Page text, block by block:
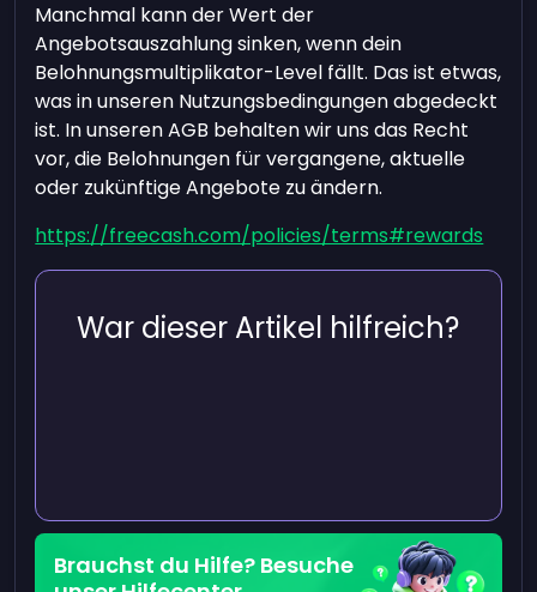
Manchmal kann der Wert der
Angebotsauszahlung sinken, wenn dein
Belohnungsmultiplikator-Level fällt. Das ist etwas,
was in unseren Nutzungsbedingungen abgedeckt
ist. In unseren AGB behalten wir uns das Recht
vor, die Belohnungen für vergangene, aktuelle
oder zukünftige Angebote zu ändern.
https://freecash.com/policies/terms#rewards
War dieser Artikel hilfreich?
Brauchst du Hilfe? Besuche